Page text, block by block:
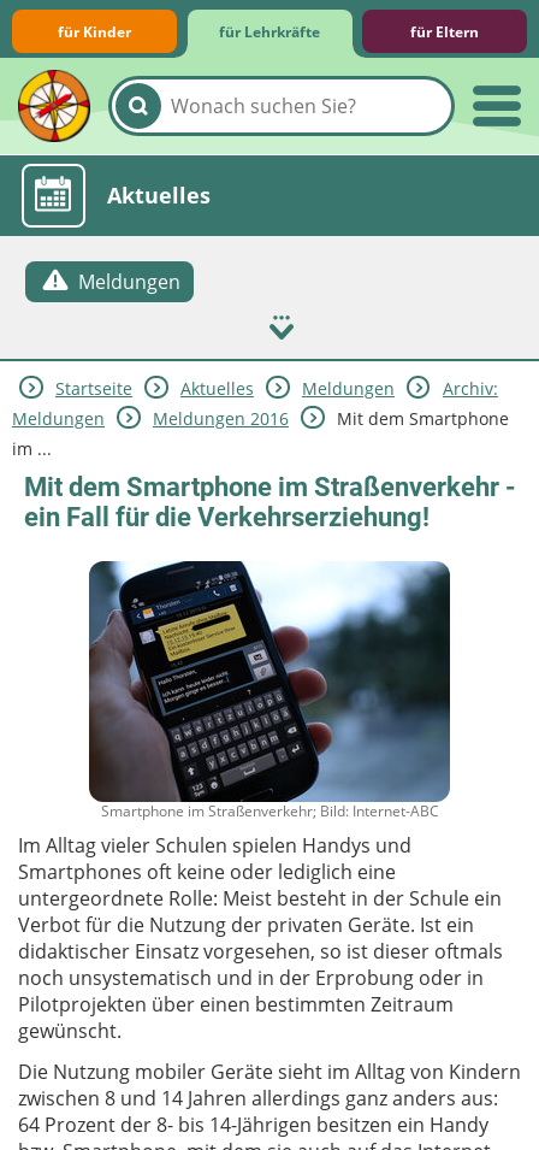
für Kinder für Lehrkräfte für Eltern
Lernmodule
Unterrichts­materialien
Internet-ABC-Schule
Praxishilfen
Aktuelles
Meldungen
Startseite Aktuelles Meldungen
Archiv:
Meldungen
Meldungen 2016
Mit dem Smartphone
im ...
Mit dem Smartphone im Straßenverkehr -
ein Fall für die Verkehrserziehung!
Smartphone im Straßenverkehr; Bild: Internet-ABC
Im Alltag vieler Schulen spielen Handys und
Smartphones oft keine oder lediglich eine
untergeordnete Rolle: Meist besteht in der Schule ein
Verbot für die Nutzung der privaten Geräte. Ist ein
didaktischer Einsatz vorgesehen, so ist dieser oftmals
noch unsystematisch und in der Erprobung oder in
Pilotprojekten über einen bestimmten Zeitraum
gewünscht.
Die Nutzung mobiler Geräte sieht im Alltag von Kindern
zwischen 8 und 14 Jahren allerdings ganz anders aus:
64 Prozent der 8- bis 14-Jährigen besitzen ein Handy